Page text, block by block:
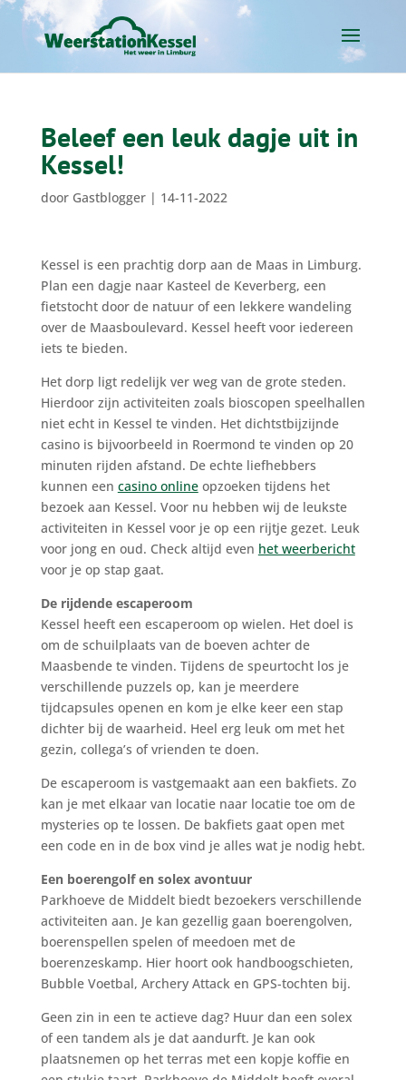
​​Beleef een leuk dagje uit in
Kessel!
door Gastblogger| 14-11-2022
Kessel is een prachtig dorp aan de Maas in Limburg.
Plan een dagje naar Kasteel de Keverberg, een
fietstocht door de natuur of een lekkere wandeling
over de Maasboulevard. Kessel heeft voor iedereen
iets te bieden.
Het dorp ligt redelijk ver weg van de grote steden.
Hierdoor zijn activiteiten zoals bioscopen speelhallen
niet echt in Kessel te vinden. Het dichtstbijzijnde
casino is bijvoorbeeld in Roermond te vinden op 20
minuten rijden afstand. De echte liefhebbers
kunnen een casino onlineopzoeken tijdens het
bezoek aan Kessel. Voor nu hebben wij de leukste
activiteiten in Kessel voor je op een rijtje gezet. Leuk
voor jong en oud. Check altijd even het weerbericht
voor je op stap gaat.
De rijdende escaperoom
Kessel heeft een escaperoom op wielen. Het doel is
om de schuilplaats van de boeven achter de
Maasbende te vinden. Tijdens de speurtocht los je
verschillende puzzels op, kan je meerdere
tijdcapsules openen en kom je elke keer een stap
dichter bij de waarheid. Heel erg leuk om met het
gezin, collega’s of vrienden te doen.
De escaperoom is vastgemaakt aan een bakfiets. Zo
kan je met elkaar van locatie naar locatie toe om de
mysteries op te lossen. De bakfiets gaat open met
een code en in de box vind je alles wat je nodig hebt.
Een boerengolf en solex avontuur
Parkhoeve de Middelt biedt bezoekers verschillende
activiteiten aan. Je kan gezellig gaan boerengolven,
boerenspellen spelen of meedoen met de
boerenzeskamp. Hier hoort ook handboogschieten,
Bubble Voetbal, Archery Attack en GPS-tochten bij.
Geen zin in een te actieve dag? Huur dan een solex
of een tandem als je dat aandurft. Je kan ook
plaatsnemen op het terras met een kopje koffie en